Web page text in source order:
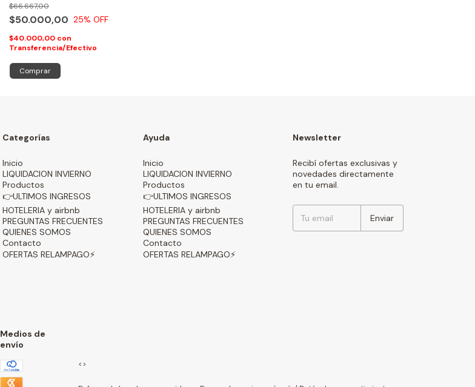
$50.000,00
$66.667,00
25% OFF
$40.000,00 con
Transferencia/Efectivo
Comprar
Categorías
Inicio
LIQUIDACION INVIERNO
Productos
👉ULTIMOS INGRESOS
HOTELERIA y airbnb
PREGUNTAS FRECUENTES
QUIENES SOMOS
Contacto
OFERTAS RELAMPAGO⚡
Ayuda
Inicio
LIQUIDACION INVIERNO
Productos
👉ULTIMOS INGRESOS
HOTELERIA y airbnb
PREGUNTAS FRECUENTES
QUIENES SOMOS
Contacto
OFERTAS RELAMPAGO⚡
Newsletter
Recibí ofertas exclusivas y
novedades directamente
en tu email.
Medios de
envío
<>